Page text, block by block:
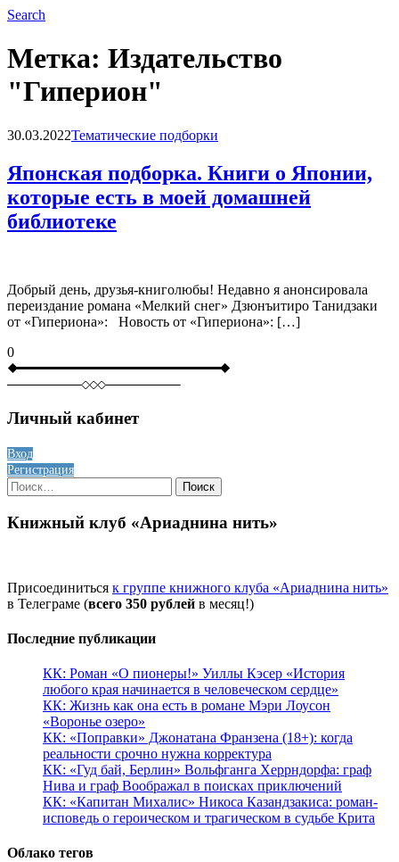
Search
Метка: Издательство
"Гиперион"
Blog
30.03.2022Тематические подборки
Японская подборка. Книги о Японии,
которые есть в моей домашней
библиотеке
Добрый день, друзья-книголюбы! Недавно я анонсировала
переиздание романа «Мелкий снег» Дзюнъитиро Танидзаки
от «Гипериона»: Новость от «Гипериона»: […]
0
Личный кабинет
Вход
Регистрация
Найти:
Книжный клуб «Ариаднина нить»
Присоединиться к группе книжного клуба «Ариаднина нить»
в Телеграме (всего 350 рублей в месяц!)
Последние публикации
КК: Роман «О пионеры!» Уиллы Кэсер «История
любого края начинается в человеческом сердце»
КК: Жизнь как она есть в романе Мэри Лоусон
«Воронье озеро»
КК: «Поправки» Джонатана Франзена (18+): когда
реальности срочно нужна корректура
КК: «Гуд бай, Берлин» Вольфганга Херрндорфа: граф
Нива и граф Воображал в поисках приключений
КК: «Капитан Михалис» Никоса Казандзакиса: роман-
исповедь о героическом и трагическом в судьбе Крита
Облако тегов